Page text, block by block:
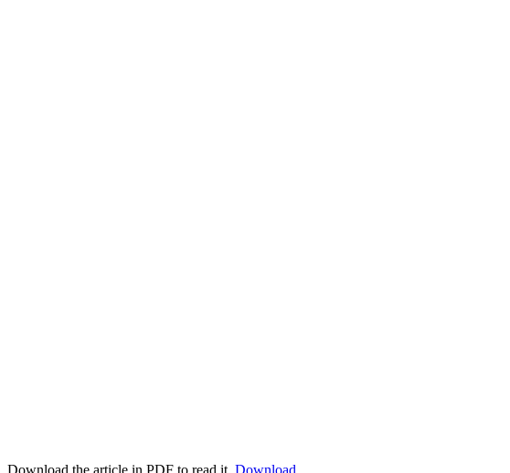
Download the article in PDF to read it. Download